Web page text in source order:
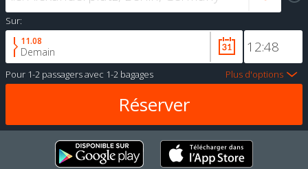
Sur:
11.08
Demain
Pour 1-2 passagersavec 1-2 bagages Plus d'options